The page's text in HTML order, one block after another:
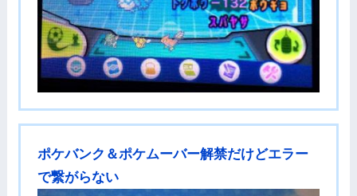
ポケバンク＆ポケムーバー解禁だけどエラー
で繋がらない